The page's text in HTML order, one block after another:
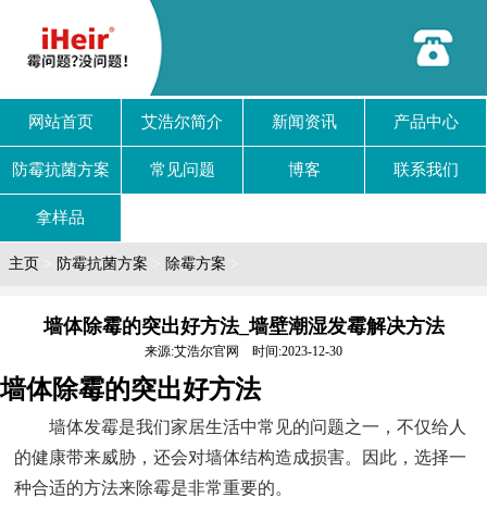
网站首页 艾浩尔简介 新闻资讯 产品中心
防霉抗菌方案 常见问题 博客 联系我们
拿样品
主页 防霉抗菌方案 除霉方案
墙体除霉的突出好方法_墙壁潮湿发霉解决方法
来源:艾浩尔官网 时间:2023-12-30
墙体除霉的突出好方法
墙体发霉是我们家居生活中常见的问题之一，不仅给人
的健康带来威胁，还会对墙体结构造成损害。因此，选择一
种合适的方法来除霉是非常重要的。